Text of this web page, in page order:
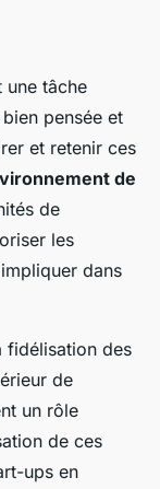
une tâche
pensée et
et retenir ces
de
de
les
dans
fidélisation des
de
un rôle
de ces
ups en